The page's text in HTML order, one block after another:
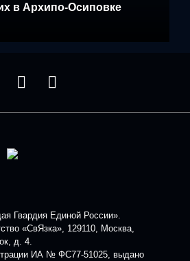
в Архипо-Осиповке
Гвардия Единой России».
«СвЯзка», 129110, Москва,
д. 4.
ИА № ФС77-51025, выдано